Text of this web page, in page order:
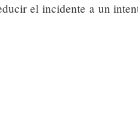
el incidente a un